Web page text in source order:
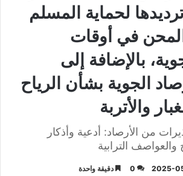
لحماية المسلم
في أوقات
بالإضافة إلى
الجوية بشأن الرياح
والأتربة
من الأرصاد: أدعية وأذكار
والعواصف الترابية
2025-
0 دقيقة واحدة